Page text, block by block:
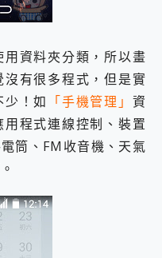
資料夾分類，所以畫
有很多程式，但是實
！如 「手機管理」 資
程式連線控制、裝置
筒、FM收音機、天氣